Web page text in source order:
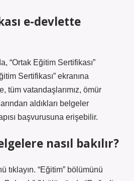
e-devlette
“Ortak Eğitim Sertifikası”
Sertifikası” ekranına
tüm vatandaşlarımız, ömür
aldıkları belgeler
başvurusuna erişebilir.
nasıl bakılır?
tıklayın. “Eğitim” bölümünü